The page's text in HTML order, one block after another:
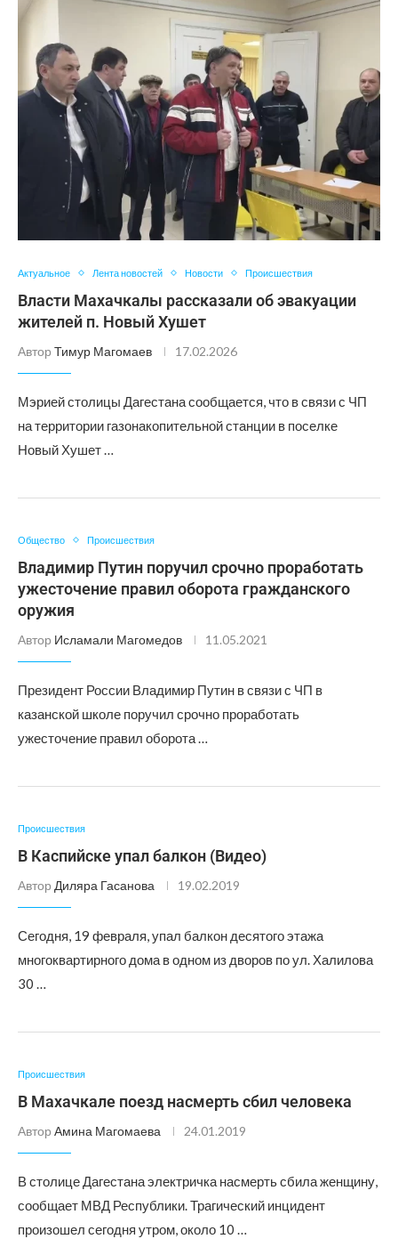
Актуальное Лента новостей Новости Происшествия
Власти Махачкалы рассказали об эвакуации
жителей п. Новый Хушет
Автор Тимур Магомаев 17.02.2026
Мэрией столицы Дагестана сообщается, что в связи с ЧП
на территории газонакопительной станции в поселке
Новый Хушет …
Общество Происшествия
Владимир Путин поручил срочно проработать
ужесточение правил оборота гражданского
оружия
Автор Исламали Магомедов 11.05.2021
Президент России Владимир Путин в связи с ЧП в
казанской школе поручил срочно проработать
ужесточение правил оборота …
Происшествия
В Каспийске упал балкон (Видео)
Автор Диляра Гасанова 19.02.2019
Сегодня, 19 февраля, упал балкон десятого этажа
многоквартирного дома в одном из дворов по ул. Халилова
30 …
Происшествия
В Махачкале поезд насмерть сбил человека
Автор Амина Магомаева 24.01.2019
В столице Дагестана электричка насмерть сбила женщину,
сообщает МВД Республики. Трагический инцидент
произошел сегодня утром, около 10 …